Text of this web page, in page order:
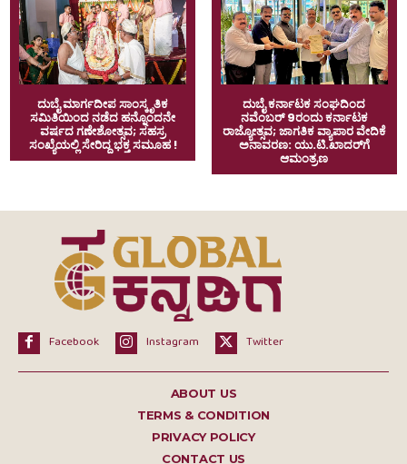
ದುಬೈ ಮಾರ್ಗದೀಪ ಸಾಂಸ್ಕೃತಿಕ
ಸಮಿತಿಯಿಂದ ನಡೆದ ಹನ್ನೊಂದನೇ
ವರ್ಷದ ಗಣೇಶೋತ್ಸವ; ಸಹಸ್ರ
ಸಂಖ್ಯೆಯಲ್ಲಿ ಸೇರಿದ್ದ ಭಕ್ತ ಸಮೂಹ !
ದುಬೈ ಕರ್ನಾಟಕ ಸಂಘದಿಂದ
ನವೆಂಬರ್ 9ರಂದು ಕರ್ನಾಟಕ
ರಾಜ್ಯೋತ್ಸವ; ಜಾಗತಿಕ ವ್ಯಾಪಾರ ವೇದಿಕೆ
ಅನಾವರಣ: ಯು.ಟಿ.ಖಾದರ್​ಗೆ
ಆಮಂತ್ರಣ
Facebook Instagram Twitter
ABOUT US
TERMS & CONDITION
PRIVACY POLICY
CONTACT US